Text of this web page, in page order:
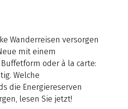
NEUEM TAB)
Wanderreisen versorgen
mit einem
oder à la carte:
Welche
die Energiereserven
lesen Sie jetzt!